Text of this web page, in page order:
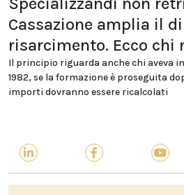
Cassazione amplia il
risarcimento. Ecco chi
Il principio riguarda anche chi aveva
1982, se la formazione è proseguita
importi dovranno essere ricalcolati